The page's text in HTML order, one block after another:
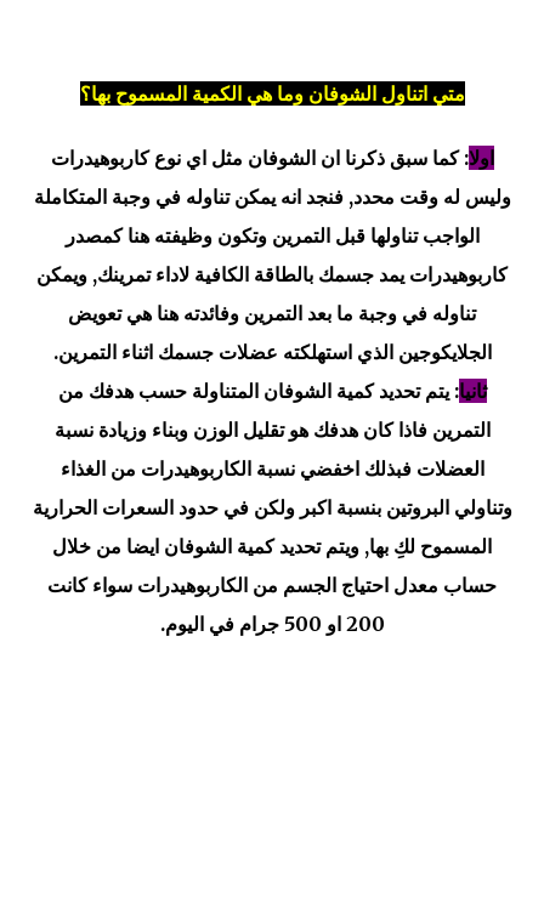
متي اتناول الشوفان وما هي الكمية المسموح بها؟
اولا: كما سبق ذكرنا ان الشوفان مثل اي نوع كاربوهيدرات
وليس له وقت محدد, فنجد انه يمكن تناوله في وجبة المتكاملة
الواجب تناولها قبل التمرين وتكون وظيفته هنا كمصدر
كاربوهيدرات يمد جسمك بالطاقة الكافية لاداء تمرينك, ويمكن
تناوله في وجبة ما بعد التمرين وفائدته هنا هي تعويض
الجلايكوجين الذي استهلكته عضلات جسمك اثناء التمرين.
ثانيا: يتم تحديد كمية الشوفان المتناولة حسب هدفك من
التمرين فاذا كان هدفك هو تقليل الوزن وبناء وزيادة نسبة
العضلات فبذلك اخفضي نسبة الكاربوهيدرات من الغذاء
وتناولي البروتين بنسبة اكبر ولكن في حدود السعرات الحرارية
المسموح لكِ بها, ويتم تحديد كمية الشوفان ايضا من خلال
حساب معدل احتياج الجسم من الكاربوهيدرات سواء كانت
200 او 500 جرام في اليوم.